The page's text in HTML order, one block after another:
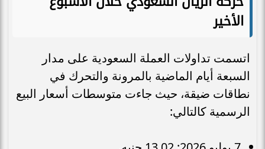
الأخير
اتسمت تداولات العملة السعودية على مدار
السبعة أيام الماضية بالمرونة والتحرك في
نطاقات ضيقة، حيث جاءت متوسطات أسعار البيع
الرسمية كالتالي: